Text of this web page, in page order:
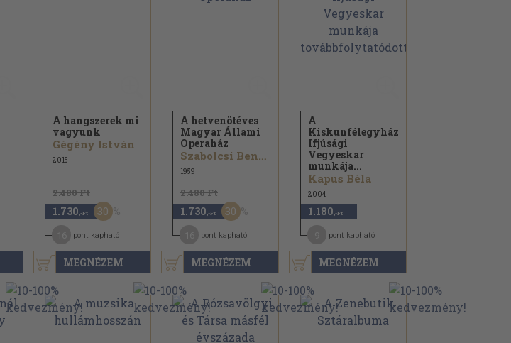
MEGNÉZEM
A hangszerek mi
vagyunk
Gégény István
2015
2.480 Ft
1.730 ,-Ft 30
pont kapható
MEGNÉZEM
A hetvenötéves
Magyar Állami
Operaház
Szabolcsi Bence...
1959
2.480 Ft
1.730 ,-Ft 30
pont kapható
MEGNÉZEM
A
Kiskunfélegyházi
Ifjúsági
Vegyeskar
munkája...
Kapus Béla
2004
1.180 ,-Ft
pont kapható